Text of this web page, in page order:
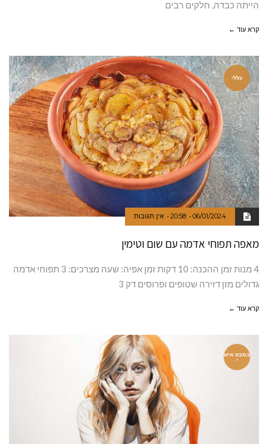
הייתה כבדה, חלקים רבים
קרא עוד ←
כללי
06/01/2024
20:58 אין תגובות
מאפה תפוחי אדמה עם שום וטימין
4 מנות זמן ההכנה: 10 דקות זמן אפיה: שעה מצרכים: 3 תפוחי אדמה
גדולים מזן דזירה שטופים ופרוסים דק 3
קרא עוד ←
במבט איש
י